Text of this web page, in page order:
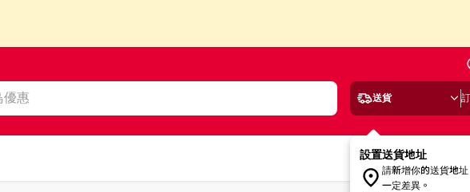
送貨
設置送貨地址
請新增你的送貨地
一定差異。